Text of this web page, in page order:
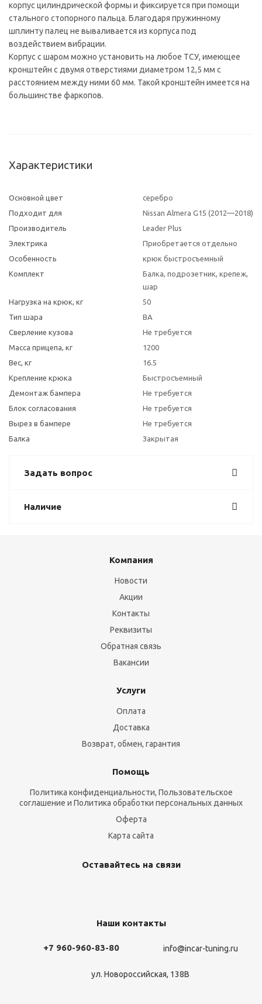
корпус цилиндрической формы и фиксируется при помощи
стального стопорного пальца. Благодаря пружинному
шплинту палец не вываливается из корпуса под
воздействием вибрации.
Корпус с шаром можно установить на любое ТСУ, имеющее
кронштейн с двумя отверстиями диаметром 12,5 мм с
расстоянием между ними 60 мм. Такой кронштейн имеется на
большинстве фаркопов.
Характеристики
Основной цвет
серебро
Подходит для
Nissan Almera G15 (2012—2018)
Производитель
Leader Plus
Электрика
Приобретается отдельно
Особенность
крюк быстросъемный
Комплект
Балка, подрозетник, крепеж,
шар
Нагрузка на крюк, кг
50
Тип шара
BA
Сверление кузова
Не требуется
Масса прицепа, кг
1200
Вес, кг
16.5
Крепление крюка
Быстросъемный
Демонтаж бампера
Не требуется
Блок согласования
Не требуется
Вырез в бампере
Не требуется
Балка
Закрытая
Задать вопрос
Наличие
Компания
Новости
Акции
Контакты
Реквизиты
Обратная связь
Вакансии
Услуги
Оплата
Доставка
Возврат, обмен, гарантия
Помощь
Политика конфиденциальности, Пользовательское
соглашение и Политика обработки персональных данных
Оферта
Карта сайта
Оставайтесь на связи
Наши контакты
+7 960-960-83-80 info@incar-tuning.ru
ул. Новороссийская, 138В